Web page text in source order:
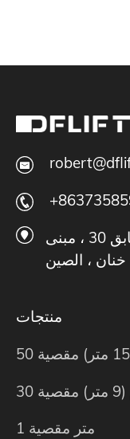
الطابق 30 ، مبنى Gongyuan INT'I ، طريق
، الصين
منتجات
1 متر مقصية